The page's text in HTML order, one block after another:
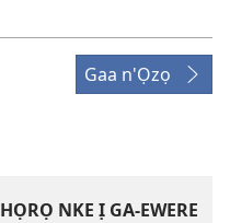
Gaa n'Ọzọ
HỌRỌ NKE Ị GA-EWERE